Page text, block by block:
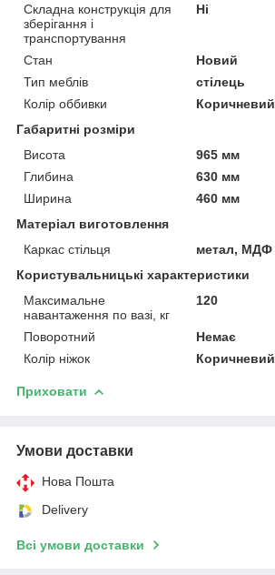
Складна конструкція для
зберігання і
транспортування
Ні
Стан
Новий
Тип меблів
стілець
Колір оббивки
Коричневий
Габаритні розміри
Висота
965 мм
Глибина
630 мм
Ширина
460 мм
Матеріал виготовлення
Каркас стільця
метал, МДФ
Користувальницькі характеристики
Максимальне
навантаження по вазі, кг
120
Поворотний
Немає
Колір ніжок
Коричневий
Приховати
Умови доставки
Нова Пошта
Delivery
Всі умови доставки